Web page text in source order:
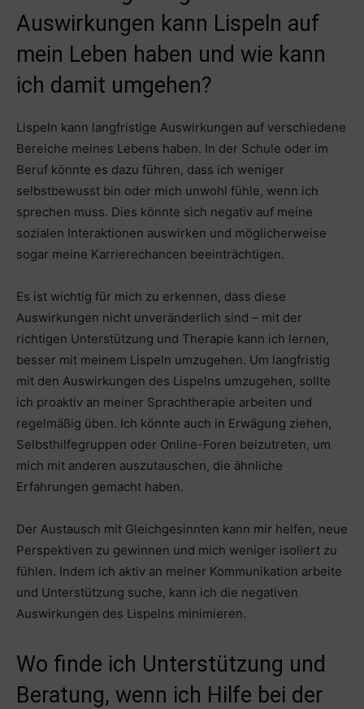
Auswirkungen kann Lispeln auf
mein Leben haben und wie kann
ich damit umgehen?
Lispeln kann langfristige Auswirkungen auf verschiedene
Bereiche meines Lebens haben. In der Schule oder im
Beruf könnte es dazu führen, dass ich weniger
selbstbewusst bin oder mich unwohl fühle, wenn ich
sprechen muss. Dies könnte sich negativ auf meine
sozialen Interaktionen auswirken und möglicherweise
sogar meine Karrierechancen beeinträchtigen.
Es ist wichtig für mich zu erkennen, dass diese
Auswirkungen nicht unveränderlich sind – mit der
richtigen Unterstützung und Therapie kann ich lernen,
besser mit meinem Lispeln umzugehen. Um langfristig
mit den Auswirkungen des Lispelns umzugehen, sollte
ich proaktiv an meiner Sprachtherapie arbeiten und
regelmäßig üben. Ich könnte auch in Erwägung ziehen,
Selbsthilfegruppen oder Online-Foren beizutreten, um
mich mit anderen auszutauschen, die ähnliche
Erfahrungen gemacht haben.
Der Austausch mit Gleichgesinnten kann mir helfen, neue
Perspektiven zu gewinnen und mich weniger isoliert zu
fühlen. Indem ich aktiv an meiner Kommunikation arbeite
und Unterstützung suche, kann ich die negativen
Auswirkungen des Lispelns minimieren.
Wo finde ich Unterstützung und
Beratung, wenn ich Hilfe bei der